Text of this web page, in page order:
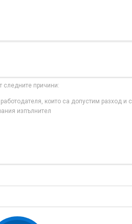
следните причини:
които са допустим разход и
изпълнител